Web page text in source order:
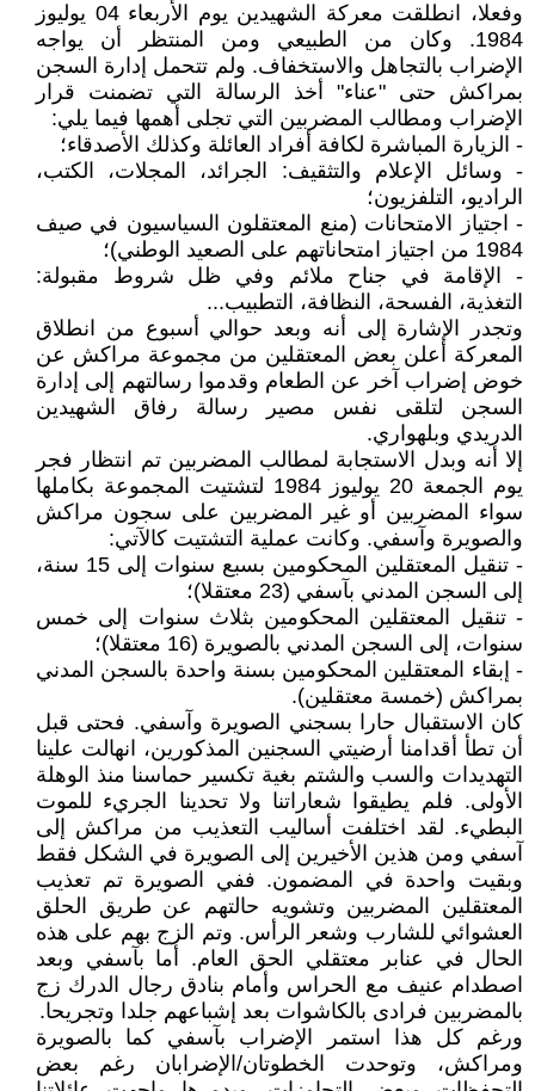
وفعلا، انطلقت معركة الشهيدين يوم الأربعاء 04 يوليوز
1984. وكان من الطبيعي ومن المنتظر أن يواجه
الإضراب بالتجاهل والاستخفاف. ولم تتحمل إدارة السجن
بمراكش حتى "عناء" أخذ الرسالة التي تضمنت قرار
الإضراب ومطالب المضربين التي تجلى أهمها فيما يلي:
- الزيارة المباشرة لكافة أفراد العائلة وكذلك الأصدقاء؛
- وسائل الإعلام والتثقيف: الجرائد، المجلات، الكتب،
الراديو، التلفزيون؛
- اجتياز الامتحانات (منع المعتقلون السياسيون في صيف
1984 من اجتياز امتحاناتهم على الصعيد الوطني)؛
- الإقامة في جناح ملائم وفي ظل شروط مقبولة:
التغذية، الفسحة، النظافة، التطبيب...
وتجدر الإشارة إلى أنه وبعد حوالي أسبوع من انطلاق
المعركة أعلن بعض المعتقلين من مجموعة مراكش عن
خوض إضراب آخر عن الطعام وقدموا رسالتهم إلى إدارة
السجن لتلقى نفس مصير رسالة رفاق الشهيدين
الدريدي وبلهواري.
إلا أنه وبدل الاستجابة لمطالب المضربين تم انتظار فجر
يوم الجمعة 20 يوليوز 1984 لتشتيت المجموعة بكاملها
سواء المضربين أو غير المضربين على سجون مراكش
والصويرة وآسفي. وكانت عملية التشتيت كالآتي:
- تنقيل المعتقلين المحكومين بسبع سنوات إلى 15 سنة،
إلى السجن المدني بآسفي (23 معتقلا)؛
- تنقيل المعتقلين المحكومين بثلاث سنوات إلى خمس
سنوات، إلى السجن المدني بالصويرة (16 معتقلا)؛
- إبقاء المعتقلين المحكومين بسنة واحدة بالسجن المدني
بمراكش (خمسة معتقلين).
كان الاستقبال حارا بسجني الصويرة وآسفي. فحتى قبل
أن تطأ أقدامنا أرضيتي السجنين المذكورين، انهالت علينا
التهديدات والسب والشتم بغية تكسير حماسنا منذ الوهلة
الأولى. فلم يطيقوا شعاراتنا ولا تحدينا الجريء للموت
البطيء. لقد اختلفت أساليب التعذيب من مراكش إلى
آسفي ومن هذين الأخيرين إلى الصويرة في الشكل فقط
وبقيت واحدة في المضمون. ففي الصويرة تم تعذيب
المعتقلين المضربين وتشويه حالتهم عن طريق الحلق
العشوائي للشارب وشعر الرأس. وتم الزج بهم على هذه
الحال في عنابر معتقلي الحق العام. أما بآسفي وبعد
اصطدام عنيف مع الحراس وأمام بنادق رجال الدرك زج
بالمضربين فرادى بالكاشوات بعد إشباعهم جلدا وتجريحا.
ورغم كل هذا استمر الإضراب بآسفي كما بالصويرة
ومراكش، وتوحدت الخطوتان/الإضرابان رغم بعض